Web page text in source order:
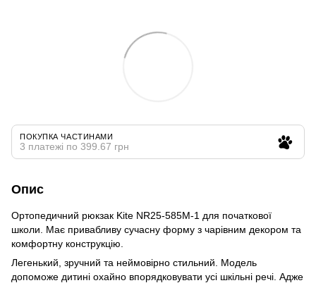
ПОКУПКА ЧАСТИНАМИ
3 платежі по 399.67 грн
Опис
Ортопедичний рюкзак Kite NR25-585M-1 для початкової
школи. Має привабливу сучасну форму з чарівним декором та
комфортну конструкцію.
Легенький, зручний та неймовірно стильний. Модель
допоможе дитині охайно впорядковувати усі шкільні речі. Адже